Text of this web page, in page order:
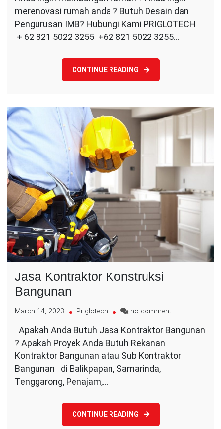
&
Pengurusan
Rumah
merenovasi rumah anda ? Butuh Desain dan
Pengurusan IMB? Hubungi Kami PRIGLOTECH
+ 62 821 5022 3255 +62 821 5022 3255…
CONTINUE READING
Jasa Kontraktor Konstruksi
Bangunan
March 14, 2023 Priglotech no commenton
Kontraktor
Bangunan
Apakah Anda Butuh Jasa Kontraktor Bangunan
? Apakah Proyek Anda Butuh Rekanan
Kontraktor Bangunan atau Sub Kontraktor
Bangunan di Balikpapan, Samarinda,
Tenggarong, Penajam,…
CONTINUE READING